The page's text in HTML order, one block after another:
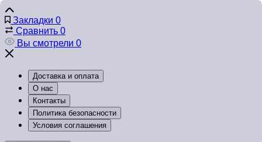
Закладки 0
Сравнить 0
Вы смотрели 0
Доставка и оплата
О нас
Контакты
Политика безопасности
Условия соглашения